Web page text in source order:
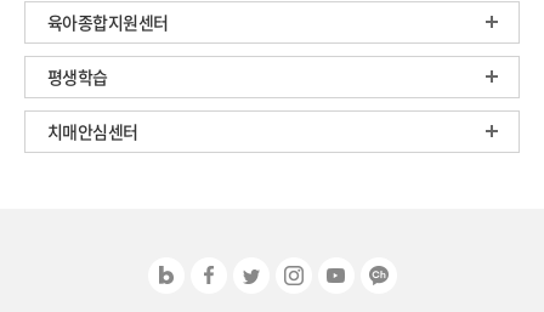
육아종합지원센터
평생학습
치매안심센터